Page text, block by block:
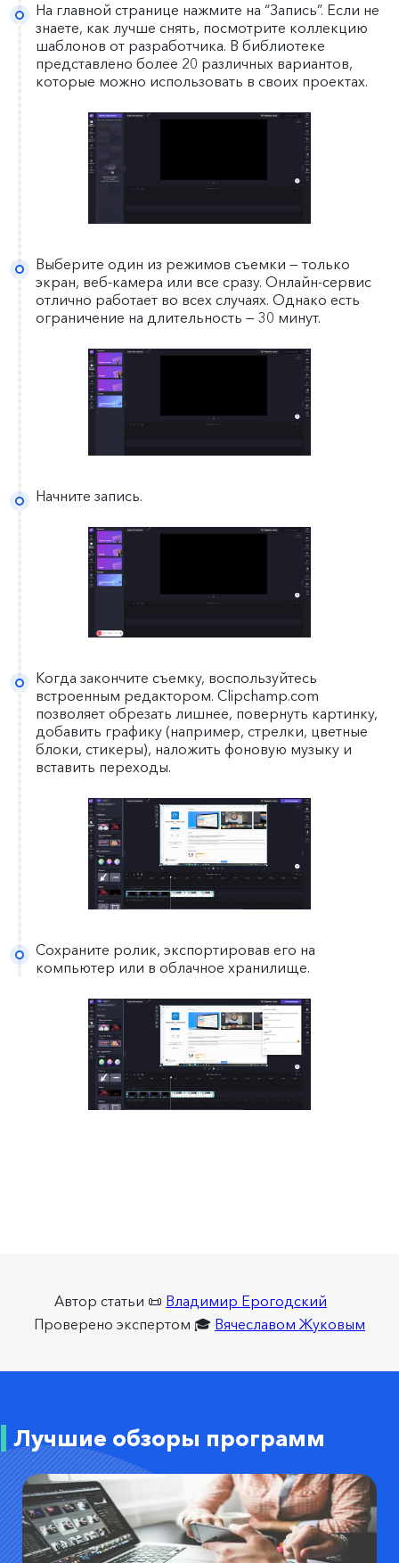
На главной странице нажмите на “Запись”. Если не
знаете, как лучше снять, посмотрите коллекцию
шаблонов от разработчика. В библиотеке
представлено более 20 различных вариантов,
которые можно использовать в своих проектах.
Выберите один из режимов съемки — только
экран, веб-камера или все сразу. Онлайн-сервис
отлично работает во всех случаях. Однако есть
ограничение на длительность — 30 минут.
Начните запись.
Когда закончите съемку, воспользуйтесь
встроенным редактором. Clipchamp.com
позволяет обрезать лишнее, повернуть картинку,
добавить графику (например, стрелки, цветные
блоки, стикеры), наложить фоновую музыку и
вставить переходы.
Сохраните ролик, экспортировав его на
компьютер или в облачное хранилище.
Автор статьи 📜 Владимир Ерогодский
Проверено экспертом 🎓 Вячеславом Жуковым
Лучшие обзоры программ